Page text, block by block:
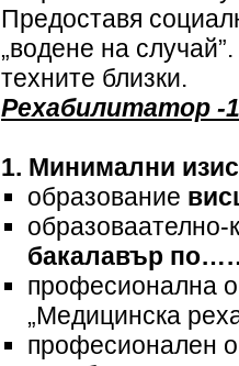
Предоставя
„водене на
техните близки.
Рехабилитатор -
1. Минимални
образование
бакалавър
професионална
„Медицинска
професионален